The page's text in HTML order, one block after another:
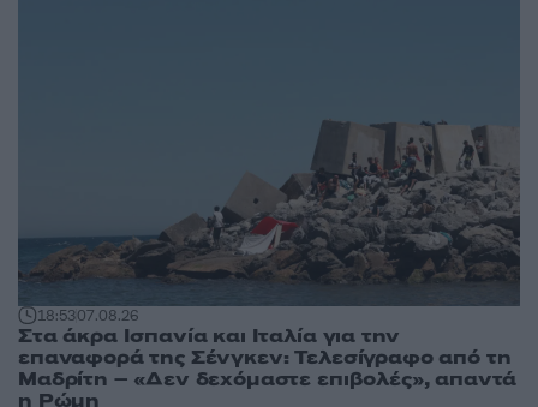
18:5307.08.26
Στα άκρα Ισπανία και Ιταλία για την
επαναφορά της Σένγκεν: Τελεσίγραφο από τη
Μαδρίτη – «Δεν δεχόμαστε επιβολές», απαντά
η Ρώμη